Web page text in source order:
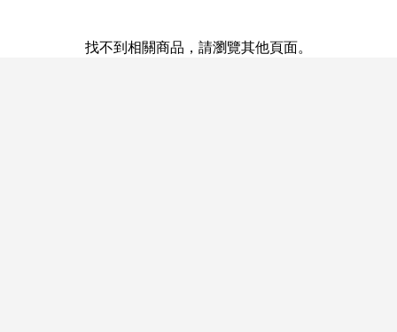
找不到相關商品，請瀏覽其他頁面。